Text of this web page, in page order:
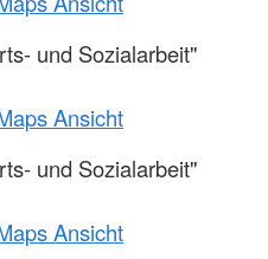
und Sozialarbeit"
Ansicht
und Sozialarbeit"
Ansicht